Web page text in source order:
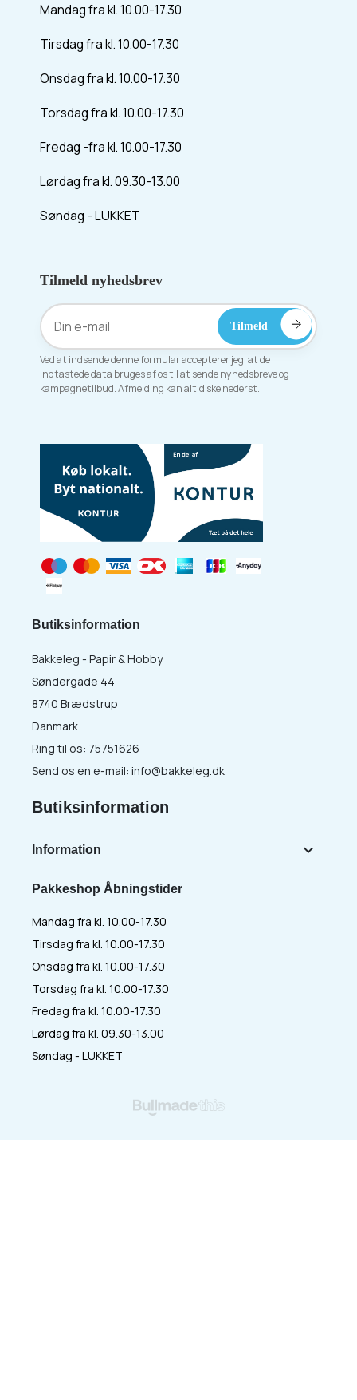
Mandag fra kl. 10.00-17.30
Tirsdag fra kl. 10.00-17.30
Onsdag fra kl. 10.00-17.30
Torsdag fra kl. 10.00-17.30
Fredag -fra kl. 10.00-17.30
Lørdag fra kl. 09.30-13.00
Søndag - LUKKET
Tilmeld nyhedsbrev
Ved at indsende denne formular accepterer jeg, at de
indtastede data bruges af os til at sende nyhedsbreve og
kampagnetilbud. Afmelding kan altid ske nederst.
Pakkeshop Åbningstider
Mandag fra kl. 10.00-17.30
Tirsdag fra kl. 10.00-17.30
Onsdag fra kl. 10.00-17.30
Torsdag fra kl. 10.00-17.30
Fredag fra kl. 10.00-17.30
Lørdag fra kl. 09.30-13.00
Søndag - LUKKET
Butiksinformation
Bakkeleg - Papir & Hobby
Søndergade 44
8740 Brædstrup
Danmark
Ring til os: 75751626
Send os en e-mail: info@bakkeleg.dk
Butiksinformation
Information 